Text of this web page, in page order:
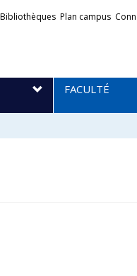
Bibliothèques Plan campus
FACULTÉ